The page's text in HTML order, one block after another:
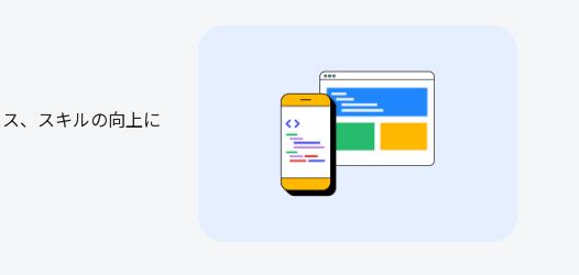
、スキルの向上に